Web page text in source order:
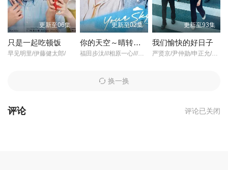
更新至06集
只是一起吃顿饭
早见明里/伊藤健太郎/
更新至02集
你的天空～晴转恋～
福田步汰///相原一心///柊太朗///中林登生///中山敬悟///朴暋硕///谷口太一/
更新至93集
我们愉快的好日子
严贤京/尹仲勋/申正允/尹多英/金惠玉/鲜于在德/尹多勋/文喜京/李商淑/郑孝彬/李家豪/郑永琡/
换一换
评论 评论已关闭